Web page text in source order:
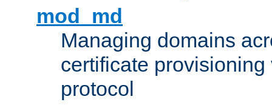
mod_md
Managing domains
certificate provisioning
protocol